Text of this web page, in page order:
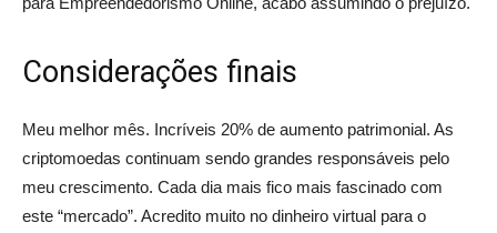
Considerações finais
Meu melhor mês. Incríveis 20% de aumento patrimonial. As
criptomoedas continuam sendo grandes responsáveis pelo
meu crescimento. Cada dia mais fico mais fascinado com
este “mercado”. Acredito muito no dinheiro virtual para o